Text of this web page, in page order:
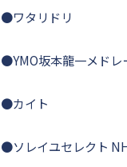
●ワタリドリ
●YMO坂本龍一メドレ
●カイト
●ソレイユセレクト